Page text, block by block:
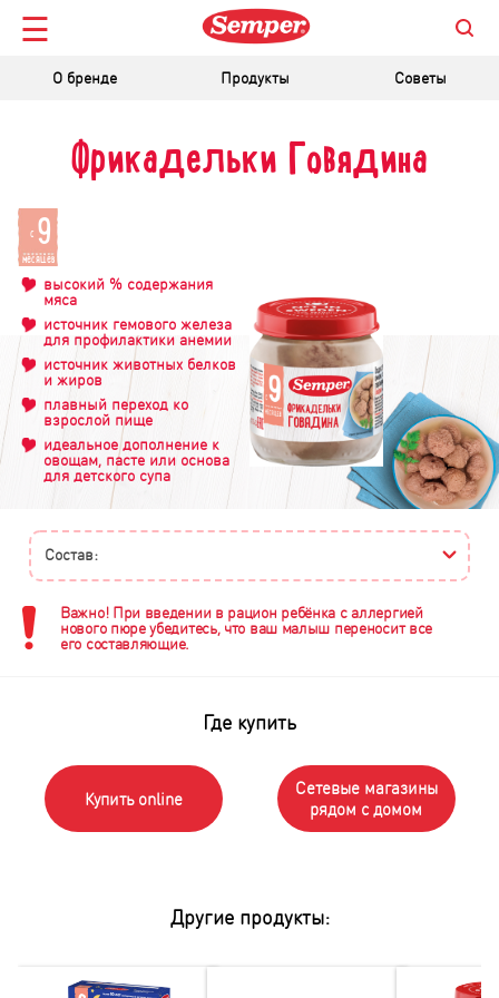
☰
О бренде Продукты Советы
Фрикадельки Говядина
c 9
месяцев
высокий % содержания
мяса
источник гемового железа
для профилактики анемии
источник животных белков
и жиров
плавный переход ко
взрослой пище
идеальное дополнение к
овощам, пасте или основа
для детского супа
Состав:
Важно! При введении в рацион ребёнка с аллергией
нового пюре убедитесь, что ваш малыш переносит все
его составляющие.
Где купить
Купить online
Сетевые магазины
рядом с домом
Другие продукты: